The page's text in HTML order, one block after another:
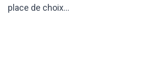
place de choix…